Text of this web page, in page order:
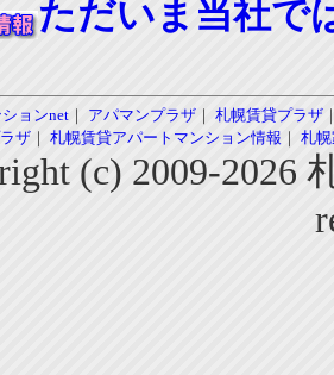
ただいま当社で
ョンnet｜ アパマンプラザ｜ 札幌賃貸プラザ
ザ｜ 札幌賃貸アパートマンション情報 ｜ 札
(c) 2009-2026